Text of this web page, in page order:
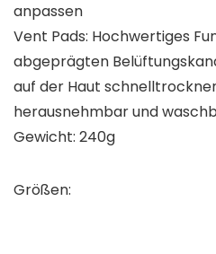
anpassen
Vent Pads: Hochwertiges
abgeprägten
auf der Haut
herausnehmbar und
Gewicht: 240g
Größen: